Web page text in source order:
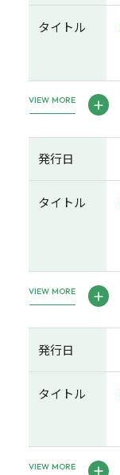
タイトル
VIEW MORE
発行日
タイトル
VIEW MORE
発行日
タイトル
VIEW MORE